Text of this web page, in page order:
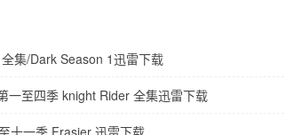
全集/Dark Season 1迅雷下载
一至四季 knight Rider 全集迅雷下载